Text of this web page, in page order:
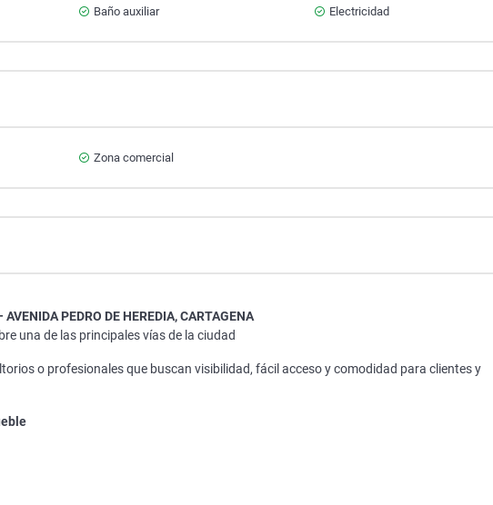
Baño auxiliar Electricidad
Zona comercial
PEDRO DE HEREDIA, CARTAGENA
una de las principales vías de la ciudad
o profesionales que buscan visibilidad, fácil acceso y comodidad para clientes y